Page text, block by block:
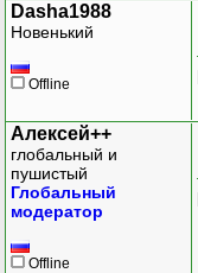
Dasha1988
Новенький
Offline
Алексей++
глобальный и
пушистый
Глобальный
модератор
Offline